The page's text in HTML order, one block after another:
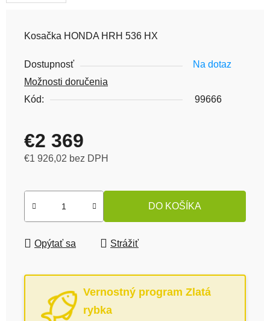
Kosačka HONDA HRH 536 HX
Dostupnosť
Na dotaz
Možnosti doručenia
Kód:
99666
€2 369
€1 926,02 bez DPH
DO KOŠÍKA
Opýtať sa Strážiť
Vernostný program Zlatá
rybka